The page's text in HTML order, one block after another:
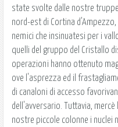
state svolte dalle nostre
nord-est di Cortina
nemici che insinuatesi per i
quelli del gruppo del Cristallo
operazioni hanno ottenuto
ove l'asprezza ed il
di canaloni di accesso
dell'avversario. Tuttavia,
nostre piccole colonne i nuclei